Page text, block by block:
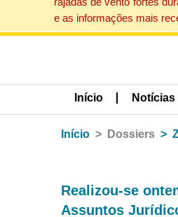
e as informações mais
Início Notícias
Início Dossiers
Realizou-se
Assuntos